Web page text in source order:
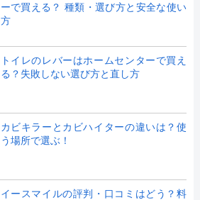
ーで買える？ 種類・選び方と安全な使い
方
トイレのレバーはホームセンターで買え
る？失敗しない選び方と直し方
カビキラーとカビハイターの違いは？使
う場所で選ぶ！
イースマイルの評判・口コミはどう？料